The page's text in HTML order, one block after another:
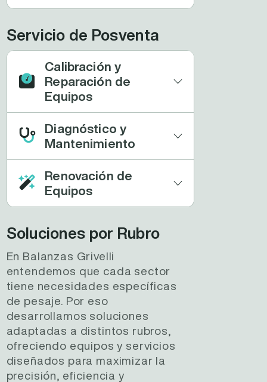
Servicio de Posventa
Calibración y
Reparación de
Equipos
Diagnóstico y
Mantenimiento
Renovación de
Equipos
Soluciones por Rubro
En Balanzas Grivelli
entendemos que cada sector
tiene necesidades específicas
de pesaje. Por eso
desarrollamos soluciones
adaptadas a distintos rubros,
ofreciendo equipos y servicios
diseñados para maximizar la
precisión, eficiencia y